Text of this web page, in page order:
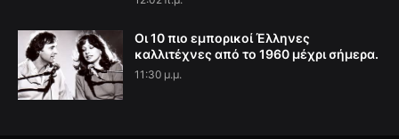
Οι 10 πιο εμπορικοί Έλληνες
καλλιτέχνες από το 1960 μέχρι σήμερα.
11:30 μ.μ.